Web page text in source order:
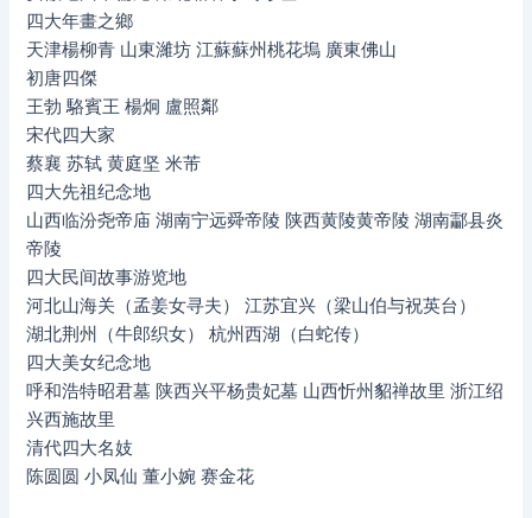
四大年畫之鄉
天津楊柳青 山東濰坊 江蘇蘇州桃花塢 廣東佛山
初唐四傑
王勃 駱賓王 楊炯 盧照鄰
宋代四大家
蔡襄 苏轼 黄庭坚 米芾
四大先祖纪念地
山西临汾尧帝庙 湖南宁远舜帝陵 陕西黄陵黄帝陵 湖南酃县炎
帝陵
四大民间故事游览地
河北山海关（孟姜女寻夫） 江苏宜兴（梁山伯与祝英台）
湖北荆州（牛郎织女） 杭州西湖（白蛇传）
四大美女纪念地
呼和浩特昭君墓 陕西兴平杨贵妃墓 山西忻州貂禅故里 浙江绍
兴西施故里
清代四大名妓
陈圆圆 小凤仙 董小婉 赛金花